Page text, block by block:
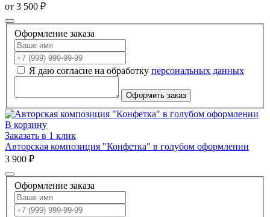
от 3 500 ₽
Оформление заказа
Я даю согласие на обработку персональных данных
Оформить заказ
В корзину
Заказать в 1 клик
Авторская композиция "Конфетка" в голубом оформлении
3 900 ₽
Оформление заказа